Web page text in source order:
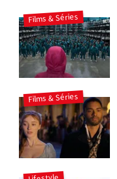
Films & Séries
Films & Séries